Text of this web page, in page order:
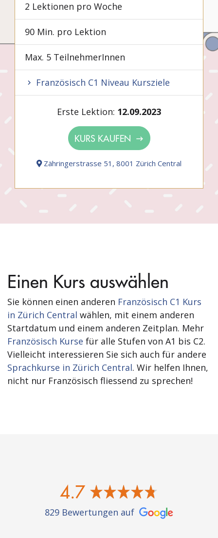
2 Lektionen pro Woche
90 Min. pro Lektion
Max. 5 TeilnehmerInnen
Französisch C1 Niveau Kursziele
Erste Lektion: 12.09.2023
KURS KAUFEN
Zähringerstrasse 51, 8001 Zürich Central
Einen Kurs auswählen
Sie können einen anderen Französisch C1 Kurs
in Zürich Central wählen, mit einem anderen
Startdatum und einem anderen Zeitplan. Mehr
Französisch Kurse für alle Stufen von A1 bis C2.
Vielleicht interessieren Sie sich auch für andere
Sprachkurse in Zürich Central. Wir helfen Ihnen,
nicht nur Französisch fliessend zu sprechen!
4.7
829 Bewertungen auf